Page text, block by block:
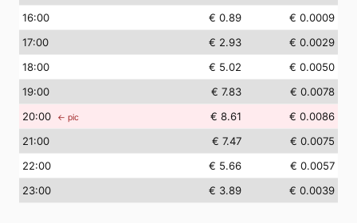
16:00 € 0.89
€ 0.0009
17:00 € 2.93
€ 0.0029
18:00 € 5.02
€ 0.0050
19:00 € 7.83
€ 0.0078
20:00 ← pic € 8.61
€ 0.0086
21:00 € 7.47
€ 0.0075
22:00 € 5.66
€ 0.0057
23:00 € 3.89 € 0.0039